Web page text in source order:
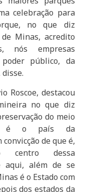
celebração para
no que diz
Minas, acredito
nós empresas
público, da
Roscoe, destacou
no que diz
do meio
é o país da
de que é,
centro dessa
aqui, além de se
é o Estado com
dos estados da